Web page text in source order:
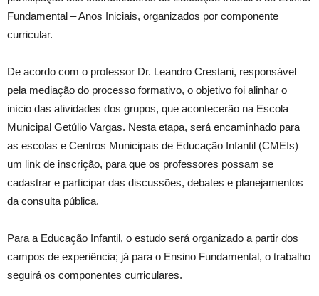
Fundamental – Anos Iniciais, organizados por componente
curricular.
De acordo com o professor Dr. Leandro Crestani, responsável
pela mediação do processo formativo, o objetivo foi alinhar o
início das atividades dos grupos, que acontecerão na Escola
Municipal Getúlio Vargas. Nesta etapa, será encaminhado para
as escolas e Centros Municipais de Educação Infantil (CMEIs)
um link de inscrição, para que os professores possam se
cadastrar e participar das discussões, debates e planejamentos
da consulta pública.
Para a Educação Infantil, o estudo será organizado a partir dos
campos de experiência; já para o Ensino Fundamental, o trabalho
seguirá os componentes curriculares.